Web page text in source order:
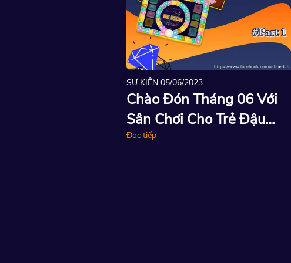
SỰ KIỆN 05/06/2023
Chào Đón Tháng 06 Với
Sân Chơi Cho Trẻ Đậu
Đậu Thành Kim Cương Tại
Đọc tiếp